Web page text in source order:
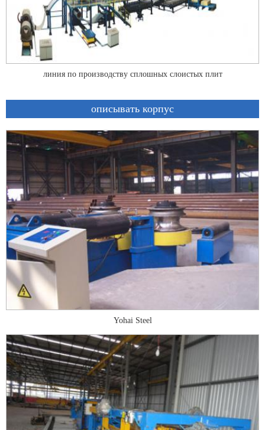
линия по производству сплошных слоистых плит
описывать корпус
Yohai Steel